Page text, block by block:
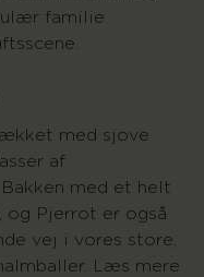
familie
med sjove
af
med et helt
og Pjerrot er også
vej i vores store,
Læs mere